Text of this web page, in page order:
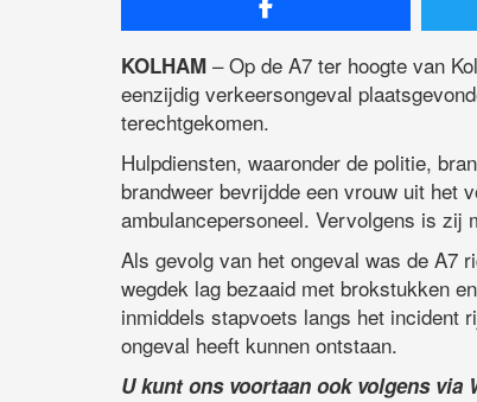
KOLHAM – Op de A7 ter hoogte van
eenzijdig verkeersongeval
terechtgekomen.
Hulpdiensten, waaronder de politie,
brandweer bevrijdde een vrouw uit het
ambulancepersoneel. Vervolgens is zij
Als gevolg van het ongeval was de A7
wegdek lag bezaaid met brokstukken
inmiddels stapvoets langs het incident
ongeval heeft kunnen ontstaan.
U kunt ons voortaan ook volgens via